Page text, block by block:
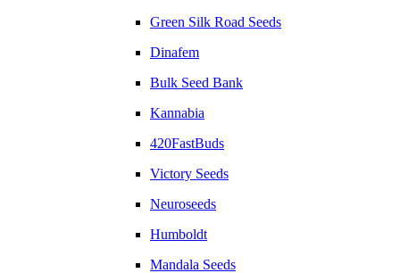
Green Silk Road Seeds
Dinafem
Bulk Seed Bank
Kannabia
420FastBuds
Victory Seeds
Neuroseeds
Humboldt
Mandala Seeds